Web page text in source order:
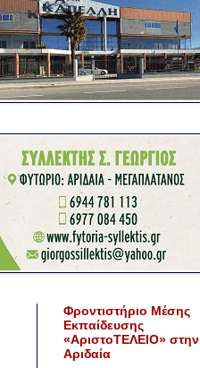
Φροντιστήριο Μέσης
Εκπαίδευσης
«ΑριστοΤΕΛΕΙΟ» στην
Αριδαία